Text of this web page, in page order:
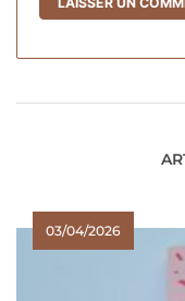
03/04/2026